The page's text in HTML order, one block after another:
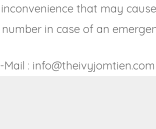
that may
in case of an
: info@theivyjomtien.com